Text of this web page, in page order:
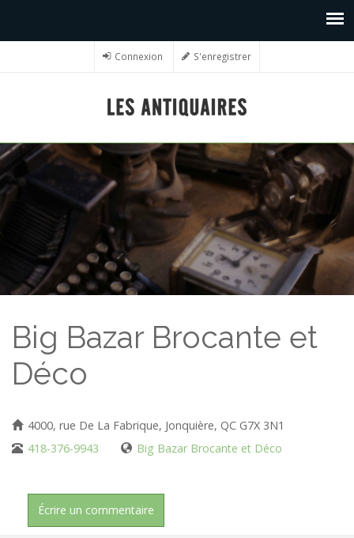
Connexion S'enregistrer
Big Bazar Brocante et
Déco
4000, rue De La Fabrique, Jonquière, QC G7X 3N1
418-376-9943
Big Bazar Brocante et Déco
Écrire un commentaire